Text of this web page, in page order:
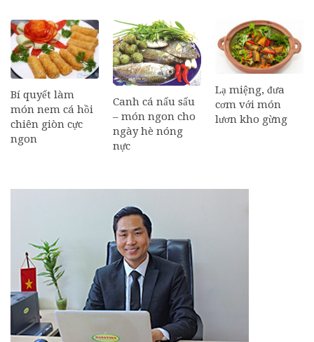
Bí quyết làm
món nem cá hồi
chiên giòn cực
ngon
Canh cá nấu sấu
– món ngon cho
ngày hè nóng
nực
Lạ miệng, đưa
cơm với món
lươn kho gừng